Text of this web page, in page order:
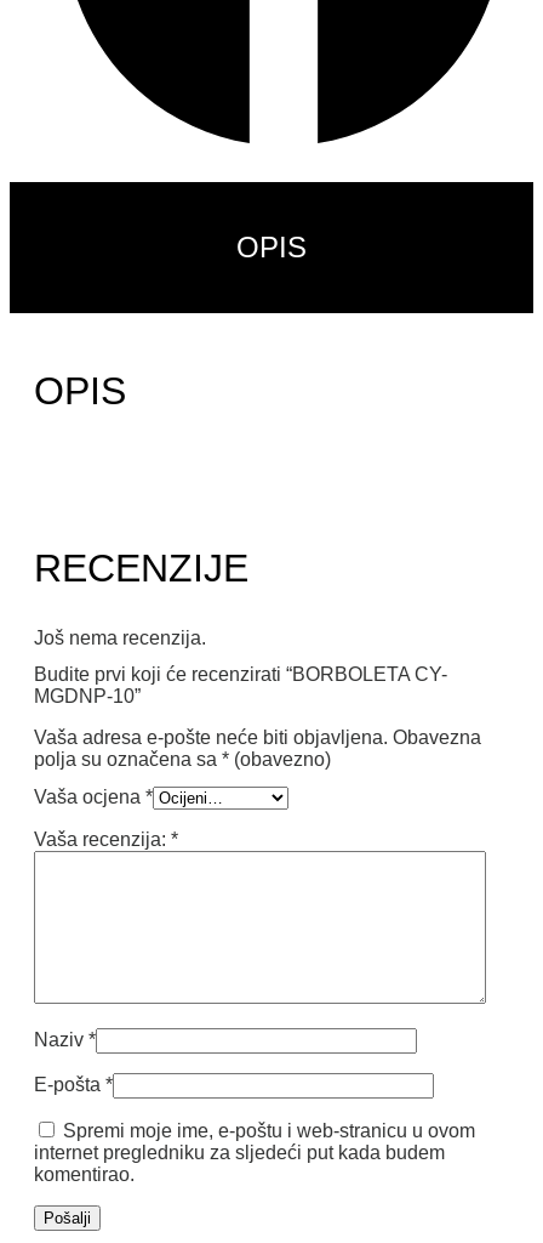
OPIS
OPIS
RECENZIJE
Još nema recenzija.
Budite prvi koji će recenzirati “BORBOLETA CY-
MGDNP-10”
Vaša adresa e-pošte neće biti objavljena. Obavezna
polja su označena sa * (obavezno)
Vaša ocjena *
Vaša recenzija: *
Naziv *
E-pošta *
Spremi moje ime, e-poštu i web-stranicu u ovom
internet pregledniku za sljedeći put kada budem
komentirao.